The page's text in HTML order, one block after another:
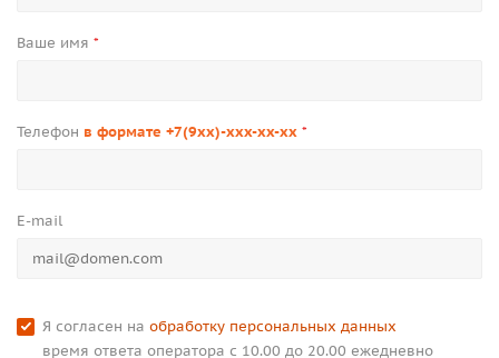
Ваше имя *
Телефон в формате +7(9xx)-xxx-xx-xx *
E-mail
Я согласен на обработку персональных данных
время ответа оператора с 10.00 до 20.00 ежедневно